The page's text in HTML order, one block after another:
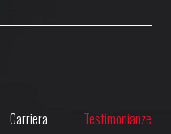
Carriera Testimonianze